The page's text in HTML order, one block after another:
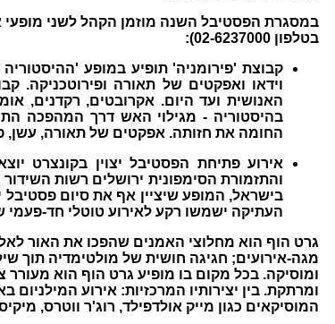
במסגרת הפסטיבל השנה מוזמן הקהל לשני מופעי
בטלפון 02-6237000):
קבוצת 'פירומניה' תופיע במופע
וידאו ואפקטים של תאורה
האנושית ועד היום. אקרובטים, רקדנים,
בהיסטוריה - מגילוי האש דרך המהפכה
החומה את חזותה. אפקטים של תאורה, עשן,
אירוע פתיחת הפסטיבל יצוין בקונצרט
והתזמורת הסימפונית ירושלים רשות
בישראל, המופע שיציין אף את סיום
העתיקה ישמשו רקע לאירוע טוטלי חד-
מגה-אירועים; חגיגה חושית של מולטימדיה תוך
ומוסיקה. בכל מקום בו מופיע גרט הוף הוא מעורר
ומרתקת. בין יצירותיו המרכזיות: אירוע המילניום
המוסיקאים כגון מייק אולדפילד, רוג'ר ווטרס,